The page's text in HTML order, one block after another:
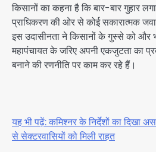
किसानों का कहना है कि बार-बार गुहार
प्राधिकरण की ओर से कोई सकारात्मक
इस उदासीनता ने किसानों के गुस्से को और
महापंचायत के जरिए अपनी एकजुटता का
बनाने की रणनीति पर काम कर रहे हैं।
यह भी पढ़ें: कमिश्नर के निर्देशों का दिखा
से सेक्टरवासियों को मिली राहत